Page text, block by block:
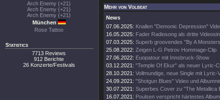
Arch Enemy (+21)
Arch Enemy (+21)
Arch Enemy (+21)
München
Rose Tattoo
Statistics
7713 Reviews
912 Berichte
26 Konzerte/Festivals
Mehr von Volbeat
News
07.06.2025: Knallen "Demonic Depression"
16.05.2025: Fader Radiosong als dritte
07.03.2025: Superb groovendes "By A
25.08.2022: Zeigen L-G Petrov Hommage-Clip
27.06.2022: Euopatour mit Innsbruck-Show
03.12.2021: "Temple Of Ekur" als neuer Lyric-
28.10.2021: Vollmundige, neue Single mit Lyric-
24.09.2021: "Shotgun Blues" Video und
30.07.2021: Superbes Cover zu "The Metallica
16.07.2021: Poulsen verspricht härtestes